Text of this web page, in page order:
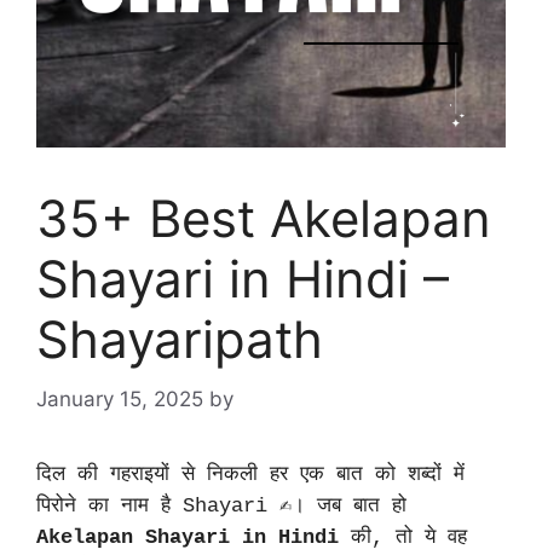
35+ Best Akelapan
Shayari in Hindi –
Shayaripath
January 15, 2025 by
दिल की गहराइयों से निकली हर एक बात को शब्दों में
पिरोने का नाम है Shayari ✍️। जब बात हो
Akelapan Shayari in Hindi की, तो ये वह